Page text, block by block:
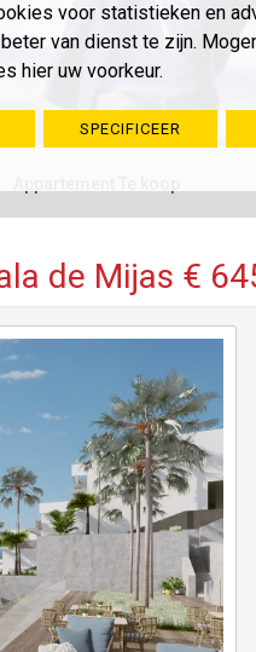
voor statistieken en
van dienst te zijn.
hier uw voorkeur.
SPECIFICEER
de Mijas €